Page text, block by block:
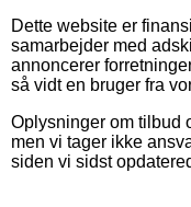
Dette website er
samarbejder med
annoncerer
så vidt en bruger fra
Oplysninger om tilbud
men vi tager ikke
siden vi sidst